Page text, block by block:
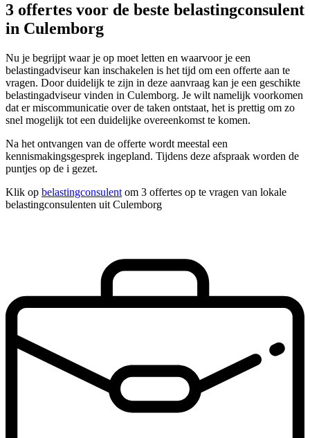
3 offertes voor de beste belastingconsulent
in Culemborg
Nu je begrijpt waar je op moet letten en waarvoor je een
belastingadviseur kan inschakelen is het tijd om een offerte aan te
vragen. Door duidelijk te zijn in deze aanvraag kan je een geschikte
belastingadviseur vinden in Culemborg. Je wilt namelijk voorkomen
dat er miscommunicatie over de taken ontstaat, het is prettig om zo
snel mogelijk tot een duidelijke overeenkomst te komen.
Na het ontvangen van de offerte wordt meestal een
kennismakingsgesprek ingepland. Tijdens deze afspraak worden de
puntjes op de i gezet.
Klik op belastingconsulent om 3 offertes op te vragen van lokale
belastingconsulenten uit Culemborg